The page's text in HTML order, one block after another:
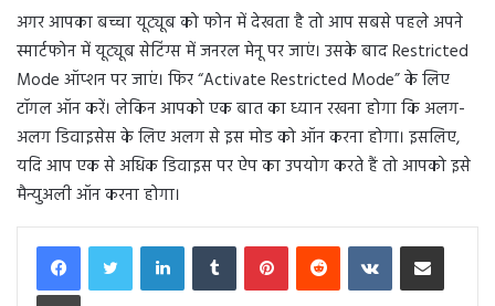
अगर आपका बच्चा यूट्यूब को फोन में देखता है तो आप सबसे पहले अपने
स्मार्टफोन में यूट्यूब सेटिंग्स में जनरल मेनू पर जाएं। उसके बाद Restricted
Mode ऑप्शन पर जाएं। फिर “Activate Restricted Mode” के लिए
टॉगल ऑन करें। लेकिन आपको एक बात का ध्यान रखना होगा कि अलग-
अलग डिवाइसेस के लिए अलग से इस मोड को ऑन करना होगा। इसलिए,
यदि आप एक से अधिक डिवाइस पर ऐप का उपयोग करते हैं तो आपको इसे
मैन्युअली ऑन करना होगा।
LinkedInTumblr PinterestReddit VKontakteShare via Email
Print